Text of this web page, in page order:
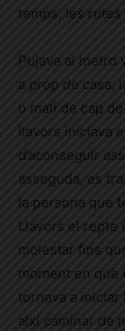
temps, les rutes
Pujava al metro
a prop de casa,
o matí de cap
llavors iniciava
d’aconseguir
asseguda, es
la persona que
Llavors el repte
molestar fins
moment en què
tornava a
així caminar de